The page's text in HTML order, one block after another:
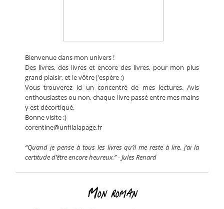
Bienvenue dans mon univers !
Des livres, des livres et encore des livres, pour mon plus
grand plaisir, et le vôtre j'espère ;)
Vous trouverez ici un concentré de mes lectures. Avis
enthousiastes ou non, chaque livre passé entre mes mains
y est décortiqué.
Bonne visite :)
corentine@unfilalapage.fr
“Quand je pense à tous les livres qu’il me reste à lire, j’ai la
certitude d’être encore heureux.” - Jules Renard
Mon roman